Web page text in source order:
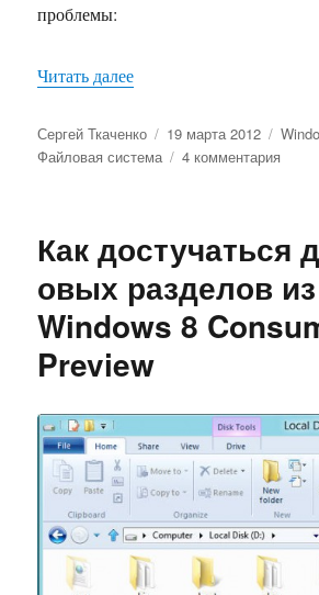
проблемы:
Читать далее«Подвисания Windows
Автор
Сергей Ткаченко Опубликовано
19 марта 2012
Файловая система
4 комментария
8
Preview
Как достучаться
овых разделов из
Windows 8
Preview